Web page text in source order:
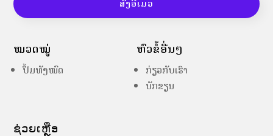
ສົ່ງອີເມວ
ໝວດໝູ່
ປຶ້ມທັງໝົດ
ຫົວຂໍ້ອື່ນໆ
ກ່ຽວກັບເຮົາ
ນັກຂຽນ
ຊ່ວຍເຫຼືອ